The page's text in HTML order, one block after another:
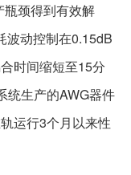
颈得到有效解
动控制在0.15dB
时间缩短至15分
统生产的AWG器件
运行3个月以来性